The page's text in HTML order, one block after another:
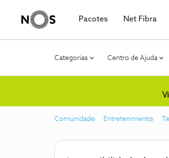
Pacotes Net Fibra
Categorias Centro de Ajuda
Comunidade Entretenimento